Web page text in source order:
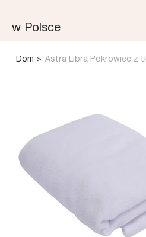
w Polsce
Dom > Astra Libra Pokrowiec z